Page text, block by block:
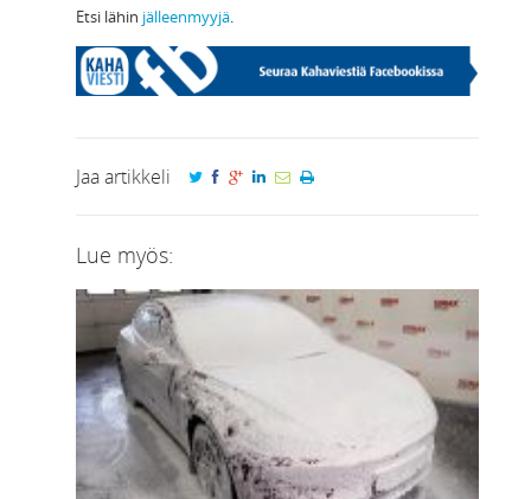
Etsi lähin jälleenmyyjä.
Jaa artikkeli
Lue myös: